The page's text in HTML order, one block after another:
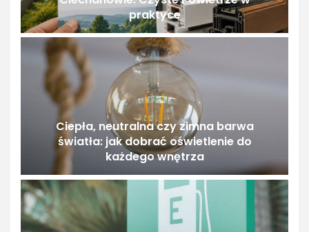
praktyce
Ciepła, neutralna czy zimna barwa
światła: jak dobrać oświetlenie do
każdego wnętrza